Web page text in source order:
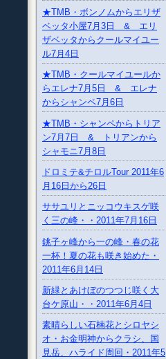
★TMB・ボンノムからエリザ
ベッタ小屋7月3日 & エリ
ザベッタからクールマイユー
ル7月4日
★TMB・クールマイユールか
らエレナ7月5日 & エレナ
からシャンペ7月6日
★TMB・シャンペからトリア
ン7月7日 & トリアンから
シャモニ7月8日
ドロミテ&チロルTour 2011年6
月16日から26日
ササユリとニッコウキスゲ咲
く三の峰・・2011年7月16日
銚子ヶ峰から一の峰・春の花
一杯！夏の花も咲き始めた・
2011年6月14日
新緑とあけぼのつつじ咲く大
台ケ原山・・2011年6月4日
素晴らしい石楠花とシロヤシ
オ・お金明神からクラシ、国
見岳、ハライド周回・2011年5